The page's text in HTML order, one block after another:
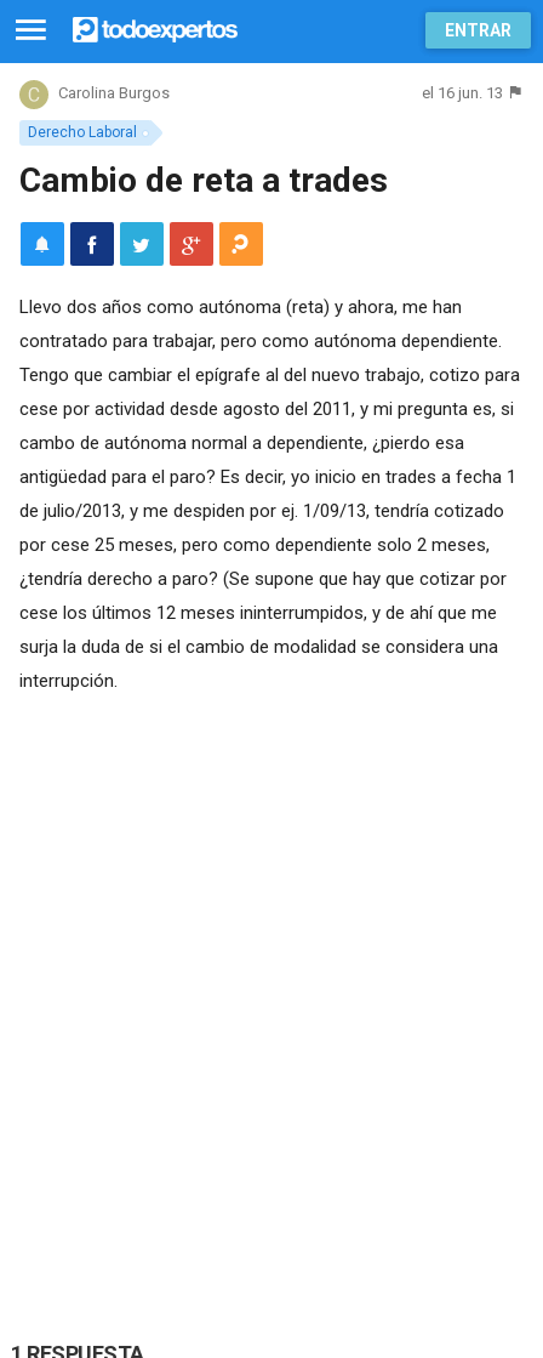
ENTRAR
Derecho Laboral
Carolina Burgos el 16 jun. 13
Cambio de reta a trades
Llevo dos años como autónoma (reta) y ahora, me han
contratado para trabajar, pero como autónoma dependiente.
Tengo que cambiar el epígrafe al del nuevo trabajo, cotizo para
cese por actividad desde agosto del 2011, y mi pregunta es, si
cambo de autónoma normal a dependiente, ¿pierdo esa
antigüedad para el paro? Es decir, yo inicio en trades a fecha 1
de julio/2013, y me despiden por ej. 1/09/13, tendría cotizado
por cese 25 meses, pero como dependiente solo 2 meses,
¿tendría derecho a paro? (Se supone que hay que cotizar por
cese los últimos 12 meses ininterrumpidos, y de ahí que me
surja la duda de si el cambio de modalidad se considera una
interrupción.